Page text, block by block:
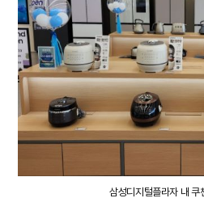
삼성디지털플라자 내 쿠